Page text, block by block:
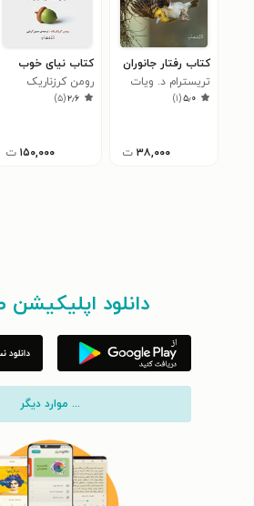
کتاب رفتار جانوران
تریسترام د. ویات
۵٫۰(۱)
۳۸,۰۰۰ ت
کتاب نیای خوب
رومن کرزناریک
۲٫۶(۵)
۱۵۰,۰۰۰ ت
دانلود
... موارد دیگر